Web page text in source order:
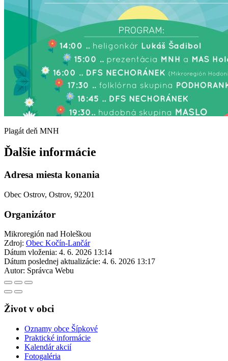
Plagát deň MNH
Ďalšie informácie
Adresa miesta konania
Obec Ostrov, Ostrov, 92201
Organizátor
Mikroregión nad Holeškou
Zdroj: Obec Kočín-Lančár
Dátum vloženia: 4. 6. 2026 13:14
Dátum poslednej aktualizácie: 4. 6. 2026 13:17
Autor: Správca Webu
Život v obci
Oznamy obce Šípkové
Praktické informácie
Kalendár akcií
Fotogaléria